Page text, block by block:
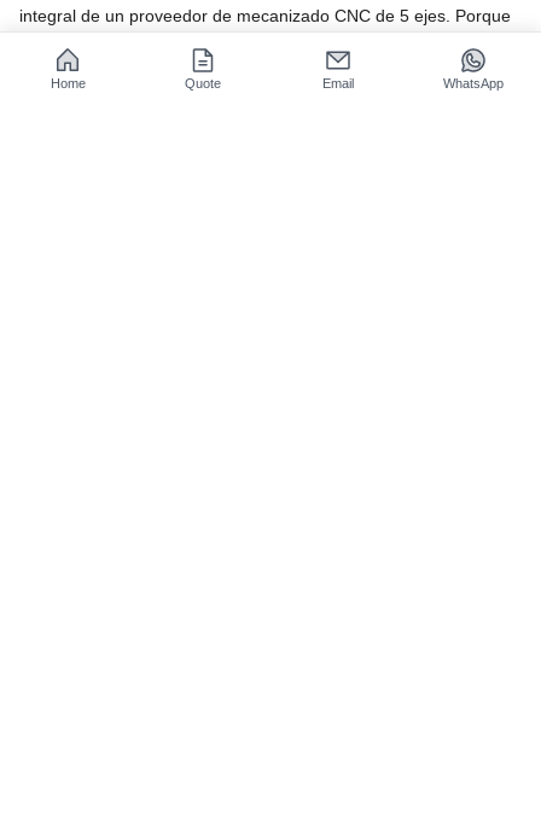
integral de un proveedor de mecanizado CNC de 5 ejes. Porque
a los ojos de los clientes, lo que se necesita ya no son meras
"piezas de mecanizado", sino
"un servicio integral eficiente,
Home Quote Email WhatsApp